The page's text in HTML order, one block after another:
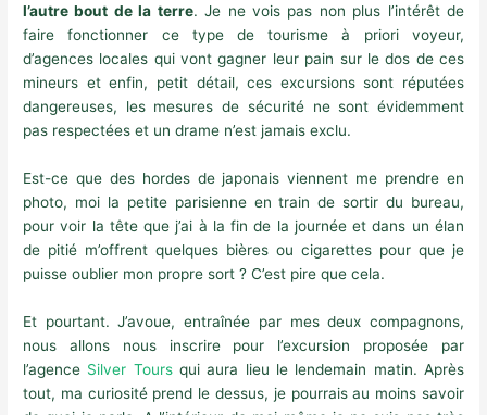
l’autre bout de la terre. Je ne vois pas non plus l’intérêt de
faire fonctionner ce type de tourisme à priori voyeur,
d’agences locales qui vont gagner leur pain sur le dos de ces
mineurs et enfin, petit détail, ces excursions sont réputées
dangereuses, les mesures de sécurité ne sont évidemment
pas respectées et un drame n’est jamais exclu.
Est-ce que des hordes de japonais viennent me prendre en
photo, moi la petite parisienne en train de sortir du bureau,
pour voir la tête que j’ai à la fin de la journée et dans un élan
de pitié m’offrent quelques bières ou cigarettes pour que je
puisse oublier mon propre sort ? C’est pire que cela.
Et pourtant. J’avoue, entraînée par mes deux compagnons,
nous allons nous inscrire pour l’excursion proposée par
l’agence Silver Toursqui aura lieu le lendemain matin. Après
tout, ma curiosité prend le dessus, je pourrais au moins savoir